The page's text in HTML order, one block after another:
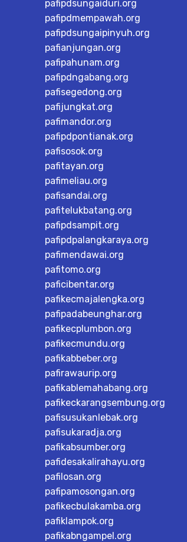
pafipdsungaiduri.org
pafipdmempawah.org
pafipdsungaipinyuh.org
pafianjungan.org
pafipahunam.org
pafipdngabang.org
pafisegedong.org
pafijungkat.org
pafimandor.org
pafipdpontianak.org
pafisosok.org
pafitayan.org
pafimeliau.org
pafisandai.org
pafitelukbatang.org
pafipdsampit.org
pafipdpalangkaraya.org
pafimendawai.org
pafitomo.org
paficibentar.org
pafikecmajalengka.org
pafipadabeunghar.org
pafikecplumbon.org
pafikecmundu.org
pafikabbeber.org
pafirawaurip.org
pafikablemahabang.org
pafikeckarangsembung.org
pafisusukanlebak.org
pafisukaradja.org
pafikabsumber.org
pafidesakalirahayu.org
pafilosan.org
pafipamosongan.org
pafikecbulakamba.org
pafiklampok.org
pafikabngampel.org